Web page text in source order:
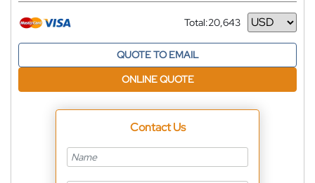
Total:20,643
Currency
QUOTE TO EMAIL
ONLINE QUOTE
Contact Us